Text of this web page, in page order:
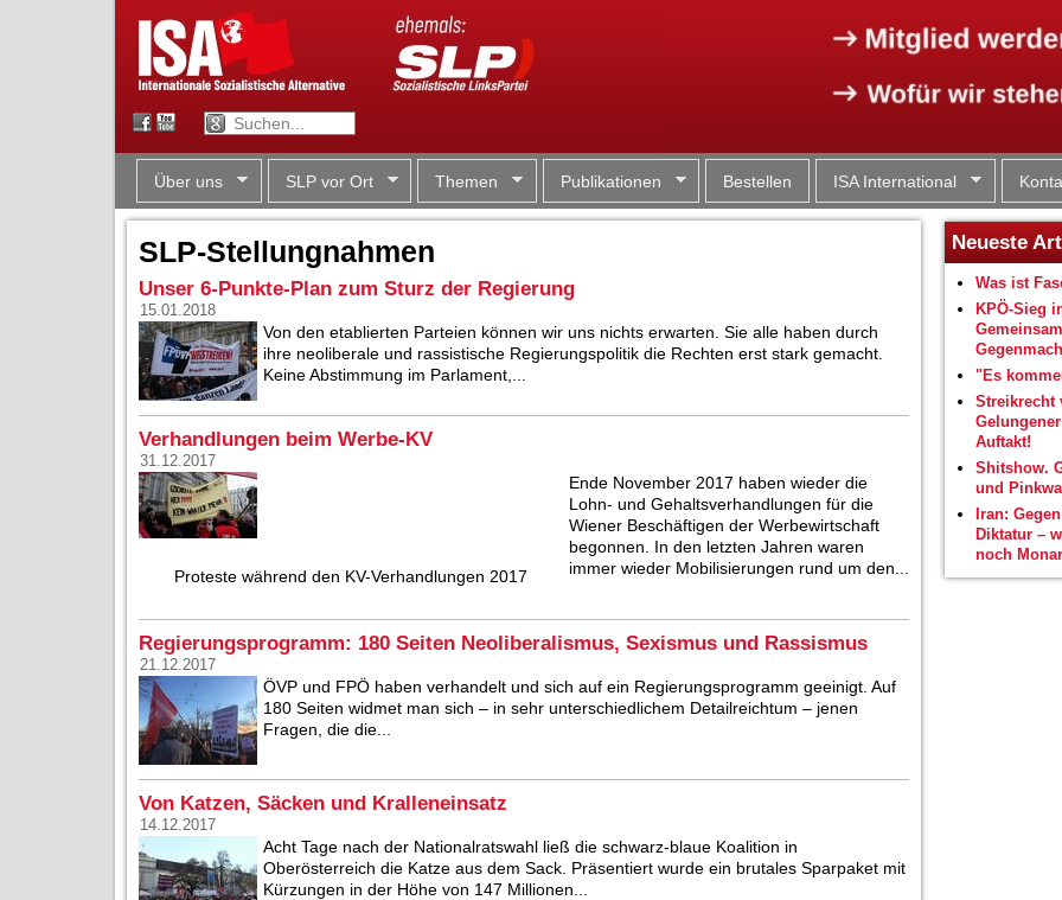
Über uns SLP vor Ort Themen Publikationen Bestellen ISA International
SLP-Stellungnahmen
Unser 6-Punkte-Plan zum Sturz der Regierung
15.01.2018
Von den etablierten Parteien können wir uns nichts erwarten. Sie alle haben durch
ihre neoliberale und rassistische Regierungspolitik die Rechten erst stark gemacht.
Keine Abstimmung im Parlament,...
Verhandlungen beim Werbe-KV
31.12.2017
Proteste während den KV-Verhandlungen 2017
Ende November 2017 haben wieder die
Lohn- und Gehaltsverhandlungen für die
Wiener Beschäftigen der Werbewirtschaft
begonnen. In den letzten Jahren waren
immer wieder Mobilisierungen rund um den...
Regierungsprogramm: 180 Seiten Neoliberalismus, Sexismus und Rassismus
21.12.2017
ÖVP und FPÖ haben verhandelt und sich auf ein Regierungsprogramm geeinigt. Auf
180 Seiten widmet man sich – in sehr unterschiedlichem Detailreichtum – jenen
Fragen, die die...
Von Katzen, Säcken und Kralleneinsatz
14.12.2017
Acht Tage nach der Nationalratswahl ließ die schwarz-blaue Koalition in
Oberösterreich die Katze aus dem Sack. Präsentiert wurde ein brutales Sparpaket mit
Kürzungen in der Höhe von 147 Millionen...
Neueste
Was ist
KPÖ-Sieg
"Es
Streikrecht
Auftakt!
Shitshow.
und
Iran:
Diktatur –
noch